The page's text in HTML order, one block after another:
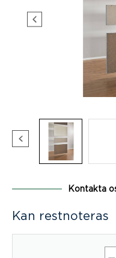
Kontakta
Kan restnoteras